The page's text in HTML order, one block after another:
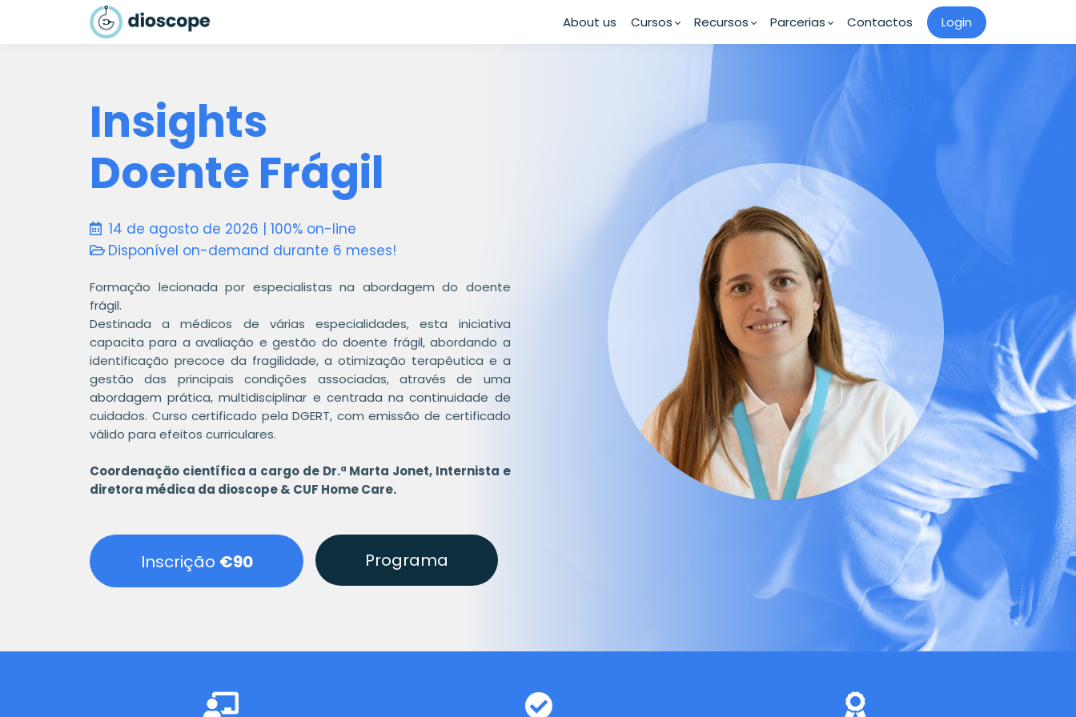
About us Cursos Recursos Parcerias Contactos Login
Insights
Doente Frágil
14 de agosto de 2026 | 100% on-line
Disponível on-demand durante 6 meses!
Formação lecionada por especialistas na abordagem do doente
frágil.
Destinada a médicos de várias especialidades, esta iniciativa
capacita para a avaliação e gestão do doente frágil, abordando a
identificação precoce da fragilidade, a otimização terapêutica e a
gestão das principais condições associadas, através de uma
abordagem prática, multidisciplinar e centrada na continuidade de
cuidados. Curso certificado pela DGERT, com emissão de certificado
válido para efeitos curriculares.
Coordenação científica a cargo de Dr.ª Marta Jonet, Internista e
diretora médica da dioscope & CUF Home Care.
Inscrição €90 Programa